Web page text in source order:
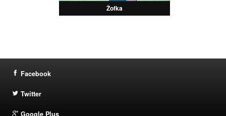
Žofka
Facebook
Twitter
Google Plus